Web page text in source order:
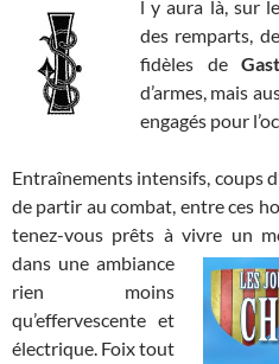
l y aura là, sur
des remparts,
fidèles de
d’armes, mais
engagés pour
Entraînements intensifs, coups
de partir au combat, entre ces
tenez-vous prêts à vivre un
dans une ambiance
rien moins
qu’effervescente et
électrique. Foix tout